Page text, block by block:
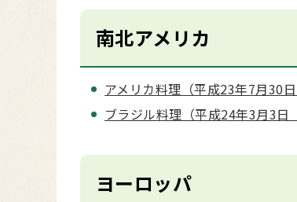
南北アメリカ
アメリカ料理（平成23年7月30
ブラジル料理（平成24年3月3日
ヨーロッパ